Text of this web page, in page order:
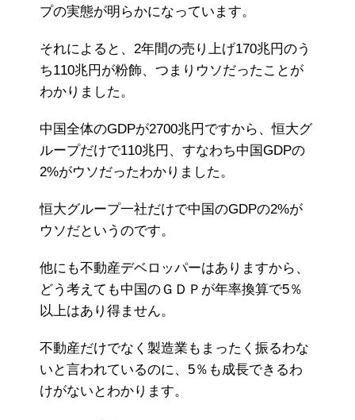
プの実態が明らかになっています。
それによると、2年間の売り上げ170兆円のう
ち110兆円が粉飾、つまりウソだったことが
わかりました。
中国全体のGDPが2700兆円ですから、恒大グ
ループだけで110兆円、すなわち中国GDPの
2%がウソだったわかりました。
恒大グループ一社だけで中国のGDPの2%が
ウソだというのです。
他にも不動産デベロッパーはありますから、
どう考えても中国のＧＤＰが年率換算で5％
以上はあり得ません。
不動産だけでなく製造業もまったく振るわな
いと言われているのに、5％も成長できるわ
けがないとわかります。